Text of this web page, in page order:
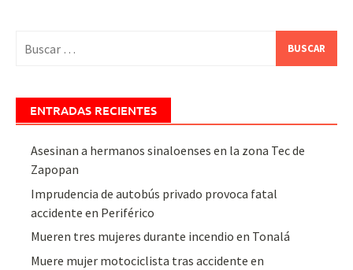
ENTRADAS RECIENTES
Asesinan a hermanos sinaloenses en la zona Tec de
Zapopan
Imprudencia de autobús privado provoca fatal
accidente en Periférico
Mueren tres mujeres durante incendio en Tonalá
Muere mujer motociclista tras accidente en